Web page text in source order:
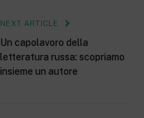
NEXT ARTICLE
Un capolavoro della
letteratura russa: scopriamo
insieme un autore